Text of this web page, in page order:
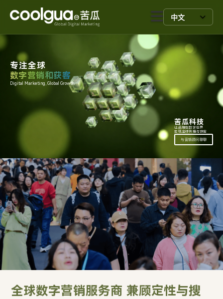
中文
专注全球
数字营销和获客
Digital Marketing, Global Growth.
苦瓜科技
让品牌在数字世界
实现全球传播与获客
与营销顾问聊聊
全球数字营销服务商 兼顾定性与搜